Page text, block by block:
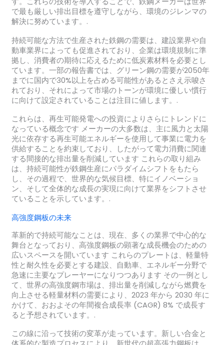
で最も厳しい排出目標を遵守しながら、環境のジレンマの
解決に努めています。.
持続可能な方法で生産された鉄鋼の需要は、建設業界や自
動車業界によっても促進されており、企業は環境規制に準
拠し、消費者の期待に応えるために低炭素材料を必要とし
ています。一部の報告書では、グリーン鋼の需要が2050年
までに国内で30%以上を占める可能性があるとさえ示唆さ
れており、それによって市場のトーンが環境に優しい慣行
に向けて設定されていることは注目に値します。.
これらは、再生可能発電への投資によりさらにトレンドに
なっている概念です メーカーの大多数は、主に風力と太陽
光に依存する再生可能エネルギーを使用して事業に電力を
供給することを約束しており、したがって電力消費に関連
する間接的な排出量を削減しています これらの取り組み
は、持続可能性が鉄鋼生産にパラダイムシフトをもたら
し、その過程で、世界的な気候目標、特にイノベーショ
ン、そして全体的な成長の実現に向けて業界をシフトさせ
ていることを示しています。.
高強度鋼板の未来
革新的で持続可能なことは、現在、多くの業界で中心的な
舞台となっており、高強度鋼板の顕著な成長機会のための
広いスペースを開いています これらのプレートは、軽量特
性と耐久性を必要とする建設、自動車、エネルギー分野で
急速に主要なプレーヤーになりつつあります その一例とし
て、世界の高強度鋼市場は、排出量を削減しながら燃費を
向上させる軽量材料の需要により、2023 年から 2030 年に
かけて、おおよその年間複合成長率 (CAGR) 8% で成長す
ると予想されています。.
この線に沿って技術の変革が走っています。新しい合金と